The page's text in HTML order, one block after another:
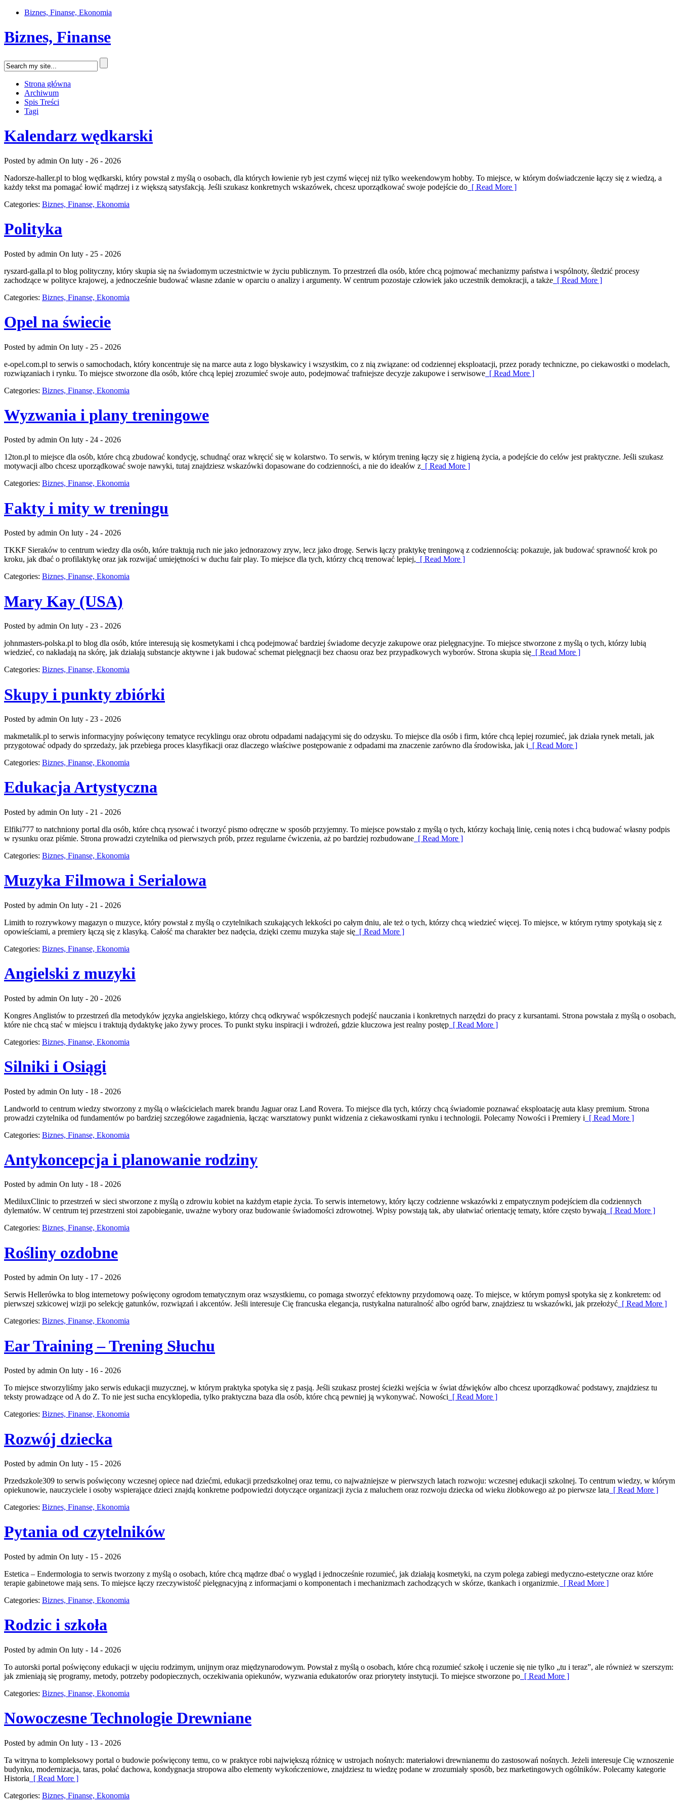
Biznes, Finanse, Ekonomia
Biznes, Finanse
Strona główna
Archiwum
Spis Treści
Tagi
Kalendarz wędkarski
Posted by admin On luty - 26 - 2026
Nadorsze-haller.pl to blog wędkarski, który powstał z myślą o osobach, dla których łowienie ryb jest czymś więcej niż tylko weekendowym hobby. To miejsce, w którym doświadczenie łączy się z wiedzą, a
każdy tekst ma pomagać łowić mądrzej i z większą satysfakcją. Jeśli szukasz konkretnych wskazówek, chcesz uporządkować swoje podejście do [ Read More ]
Categories: Biznes, Finanse, Ekonomia
Polityka
Posted by admin On luty - 25 - 2026
ryszard-galla.pl to blog polityczny, który skupia się na świadomym uczestnictwie w życiu publicznym. To przestrzeń dla osób, które chcą pojmować mechanizmy państwa i wspólnoty, śledzić procesy
zachodzące w polityce krajowej, a jednocześnie budować własne zdanie w oparciu o analizy i argumenty. W centrum pozostaje człowiek jako uczestnik demokracji, a także [ Read More ]
Categories: Biznes, Finanse, Ekonomia
Opel na świecie
Posted by admin On luty - 25 - 2026
e-opel.com.pl to serwis o samochodach, który koncentruje się na marce auta z logo błyskawicy i wszystkim, co z nią związane: od codziennej eksploatacji, przez porady techniczne, po ciekawostki o modelach,
rozwiązaniach i rynku. To miejsce stworzone dla osób, które chcą lepiej zrozumieć swoje auto, podejmować trafniejsze decyzje zakupowe i serwisowe [ Read More ]
Categories: Biznes, Finanse, Ekonomia
Wyzwania i plany treningowe
Posted by admin On luty - 24 - 2026
12ton.pl to miejsce dla osób, które chcą zbudować kondycję, schudnąć oraz wkręcić się w kolarstwo. To serwis, w którym trening łączy się z higieną życia, a podejście do celów jest praktyczne. Jeśli szukasz
motywacji albo chcesz uporządkować swoje nawyki, tutaj znajdziesz wskazówki dopasowane do codzienności, a nie do ideałów z [ Read More ]
Categories: Biznes, Finanse, Ekonomia
Fakty i mity w treningu
Posted by admin On luty - 24 - 2026
TKKF Sieraków to centrum wiedzy dla osób, które traktują ruch nie jako jednorazowy zryw, lecz jako drogę. Serwis łączy praktykę treningową z codziennością: pokazuje, jak budować sprawność krok po
kroku, jak dbać o profilaktykę oraz jak rozwijać umiejętności w duchu fair play. To miejsce dla tych, którzy chcą trenować lepiej, [ Read More ]
Categories: Biznes, Finanse, Ekonomia
Mary Kay (USA)
Posted by admin On luty - 23 - 2026
johnmasters-polska.pl to blog dla osób, które interesują się kosmetykami i chcą podejmować bardziej świadome decyzje zakupowe oraz pielęgnacyjne. To miejsce stworzone z myślą o tych, którzy lubią
wiedzieć, co nakładają na skórę, jak działają substancje aktywne i jak budować schemat pielęgnacji bez chaosu oraz bez przypadkowych wyborów. Strona skupia się [ Read More ]
Categories: Biznes, Finanse, Ekonomia
Skupy i punkty zbiórki
Posted by admin On luty - 23 - 2026
makmetalik.pl to serwis informacyjny poświęcony tematyce recyklingu oraz obrotu odpadami nadającymi się do odzysku. To miejsce dla osób i firm, które chcą lepiej rozumieć, jak działa rynek metali, jak
przygotować odpady do sprzedaży, jak przebiega proces klasyfikacji oraz dlaczego właściwe postępowanie z odpadami ma znaczenie zarówno dla środowiska, jak i [ Read More ]
Categories: Biznes, Finanse, Ekonomia
Edukacja Artystyczna
Posted by admin On luty - 21 - 2026
Elfiki777 to natchniony portal dla osób, które chcą rysować i tworzyć pismo odręczne w sposób przyjemny. To miejsce powstało z myślą o tych, którzy kochają linię, cenią notes i chcą budować własny podpis
w rysunku oraz piśmie. Strona prowadzi czytelnika od pierwszych prób, przez regularne ćwiczenia, aż po bardziej rozbudowane [ Read More ]
Categories: Biznes, Finanse, Ekonomia
Muzyka Filmowa i Serialowa
Posted by admin On luty - 21 - 2026
Limith to rozrywkowy magazyn o muzyce, który powstał z myślą o czytelnikach szukających lekkości po całym dniu, ale też o tych, którzy chcą wiedzieć więcej. To miejsce, w którym rytmy spotykają się z
opowieściami, a premiery łączą się z klasyką. Całość ma charakter bez nadęcia, dzięki czemu muzyka staje się [ Read More ]
Categories: Biznes, Finanse, Ekonomia
Angielski z muzyki
Posted by admin On luty - 20 - 2026
Kongres Anglistów to przestrzeń dla metodyków języka angielskiego, którzy chcą odkrywać współczesnych podejść nauczania i konkretnych narzędzi do pracy z kursantami. Strona powstała z myślą o osobach,
które nie chcą stać w miejscu i traktują dydaktykę jako żywy proces. To punkt styku inspiracji i wdrożeń, gdzie kluczowa jest realny postęp [ Read More ]
Categories: Biznes, Finanse, Ekonomia
Silniki i Osiągi
Posted by admin On luty - 18 - 2026
Landworld to centrum wiedzy stworzony z myślą o właścicielach marek brandu Jaguar oraz Land Rovera. To miejsce dla tych, którzy chcą świadomie poznawać eksploatację auta klasy premium. Strona
prowadzi czytelnika od fundamentów po bardziej szczegółowe zagadnienia, łącząc warsztatowy punkt widzenia z ciekawostkami rynku i technologii. Polecamy Nowości i Premiery i [ Read More ]
Categories: Biznes, Finanse, Ekonomia
Antykoncepcja i planowanie rodziny
Posted by admin On luty - 18 - 2026
MediluxClinic to przestrzeń w sieci stworzone z myślą o zdrowiu kobiet na każdym etapie życia. To serwis internetowy, który łączy codzienne wskazówki z empatycznym podejściem dla codziennych
dylematów. W centrum tej przestrzeni stoi zapobieganie, uważne wybory oraz budowanie świadomości zdrowotnej. Wpisy powstają tak, aby ułatwiać orientację tematy, które często bywają [ Read More ]
Categories: Biznes, Finanse, Ekonomia
Rośliny ozdobne
Posted by admin On luty - 17 - 2026
Serwis Hellerówka to blog internetowy poświęcony ogrodom tematycznym oraz wszystkiemu, co pomaga stworzyć efektowny przydomową oazę. To miejsce, w którym pomysł spotyka się z konkretem: od
pierwszej szkicowej wizji po selekcję gatunków, rozwiązań i akcentów. Jeśli interesuje Cię francuska elegancja, rustykalna naturalność albo ogród barw, znajdziesz tu wskazówki, jak przełożyć [ Read More ]
Categories: Biznes, Finanse, Ekonomia
Ear Training – Trening Słuchu
Posted by admin On luty - 16 - 2026
To miejsce stworzyliśmy jako serwis edukacji muzycznej, w którym praktyka spotyka się z pasją. Jeśli szukasz prostej ścieżki wejścia w świat dźwięków albo chcesz uporządkować podstawy, znajdziesz tu
teksty prowadzące od A do Z. To nie jest sucha encyklopedia, tylko praktyczna baza dla osób, które chcą pewniej ją wykonywać. Nowości [ Read More ]
Categories: Biznes, Finanse, Ekonomia
Rozwój dziecka
Posted by admin On luty - 15 - 2026
Przedszkole309 to serwis poświęcony wczesnej opiece nad dziećmi, edukacji przedszkolnej oraz temu, co najważniejsze w pierwszych latach rozwoju: wczesnej edukacji szkolnej. To centrum wiedzy, w którym
opiekunowie, nauczyciele i osoby wspierające dzieci znajdą konkretne podpowiedzi dotyczące organizacji życia z maluchem oraz rozwoju dziecka od wieku żłobkowego aż po pierwsze lata [ Read More ]
Categories: Biznes, Finanse, Ekonomia
Pytania od czytelników
Posted by admin On luty - 15 - 2026
Estetica – Endermologia to serwis tworzony z myślą o osobach, które chcą mądrze dbać o wygląd i jednocześnie rozumieć, jak działają kosmetyki, na czym polega zabiegi medyczno-estetyczne oraz które
terapie gabinetowe mają sens. To miejsce łączy rzeczywistość pielęgnacyjną z informacjami o komponentach i mechanizmach zachodzących w skórze, tkankach i organizmie. [ Read More ]
Categories: Biznes, Finanse, Ekonomia
Rodzic i szkoła
Posted by admin On luty - 14 - 2026
To autorski portal poświęcony edukacji w ujęciu rodzimym, unijnym oraz międzynarodowym. Powstał z myślą o osobach, które chcą rozumieć szkołę i uczenie się nie tylko „tu i teraz”, ale również w szerszym:
jak zmieniają się programy, metody, potrzeby podopiecznych, oczekiwania opiekunów, wyzwania edukatorów oraz priorytety instytucji. To miejsce stworzone po [ Read More ]
Categories: Biznes, Finanse, Ekonomia
Nowoczesne Technologie Drewniane
Posted by admin On luty - 13 - 2026
Ta witryna to kompleksowy portal o budowie poświęcony temu, co w praktyce robi największą różnicę w ustrojach nośnych: materiałowi drewnianemu do zastosowań nośnych. Jeżeli interesuje Cię wznoszenie
budynku, modernizacja, taras, połać dachowa, kondygnacja stropowa albo elementy wykończeniowe, znajdziesz tu wiedzę podane w zrozumiały sposób, bez marketingowych ogólników. Polecamy kategorie
Historia [ Read More ]
Categories: Biznes, Finanse, Ekonomia